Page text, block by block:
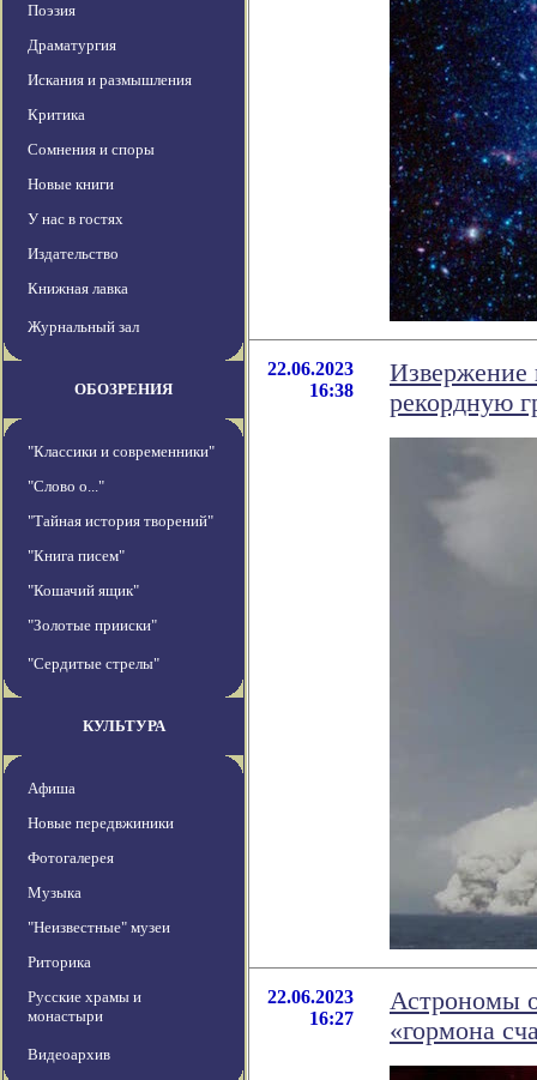
Поэзия
Драматургия
Искания и размышления
Критика
Сомнения и споры
Новые книги
У нас в гостях
Издательство
Книжная лавка
Журнальный зал
ОБОЗРЕНИЯ
"Классики и современники"
"Слово о..."
"Тайная история творений"
"Книга писем"
"Кошачий ящик"
"Золотые прииски"
"Сердитые стрелы"
КУЛЬТУРА
Афиша
Новые передвжиники
Фотогалерея
Музыка
"Неизвестные" музеи
Риторика
Русские храмы и
монастыри
Видеоархив
22.06.2023
16:38
Извержение
рекордную
22.06.2023
16:27
Астрономы
«гормона